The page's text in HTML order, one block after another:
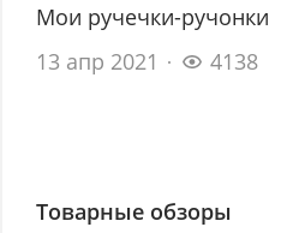
Мои ручечки-ручонки
13 апр 2021
4138
Товарные обзоры